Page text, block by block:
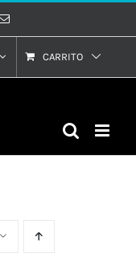
Correo
CARRITO